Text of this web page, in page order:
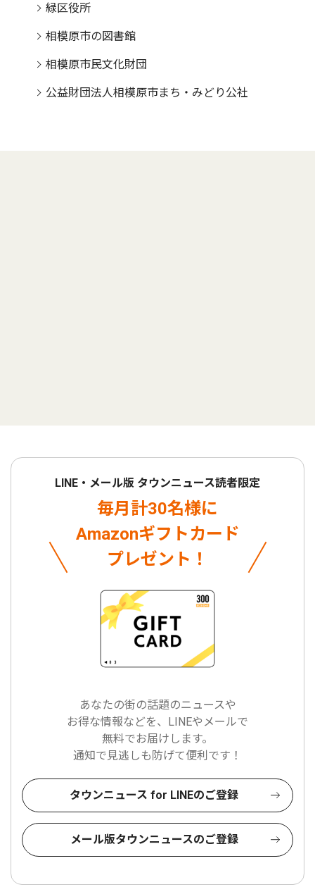
緑区役所
相模原市の図書館
相模原市民文化財団
公益財団法人相模原市まち・みどり公社
LINE・メール版 タウンニュース読者限定
毎月計30名様に
Amazonギフトカード
プレゼント！
あなたの街の話題のニュースや
お得な情報などを、LINEやメールで
無料でお届けします。
通知で見逃しも防げて便利です！
タウンニュース for LINEのご登録
メール版タウンニュースのご登録